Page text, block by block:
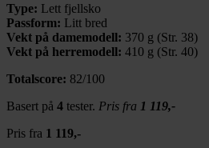
Type: Lett fjellsko
Passform: Litt bred
Vekt på damemodell: 370 g (Str. 38)
Vekt på herremodell: 410 g (Str. 40)
Totalscore: 82/100
Basert på 4 tester. Pris fra 1 119,-
Pris fra 1 119,-